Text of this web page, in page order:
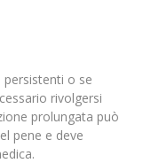
o se
rivolgersi
prolungata può
pene e deve